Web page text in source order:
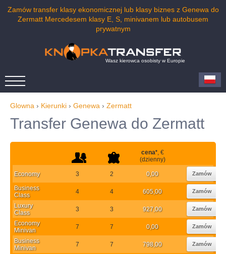
Zamów transfer klasy ekonomicznej lub klasy biznes z Genewa do
Zermatt Mercedesem klasy E, S, minivanem lub autobusem
prywatnym
Wasz kierowca osobisty w Europie
Glowna › Kierunki › Genewa › Zermatt
Transfer Genewa do Zermatt
cena*, €
(dzienny)
Economy 3 2 0,00 Zamów
Business
Class
4 4 605,00 Zamów
Luxury
Class
3 3 927,00 Zamów
Economy
Minivan
7 7 0,00 Zamów
Business
Minivan
7 7 798,00 Zamów